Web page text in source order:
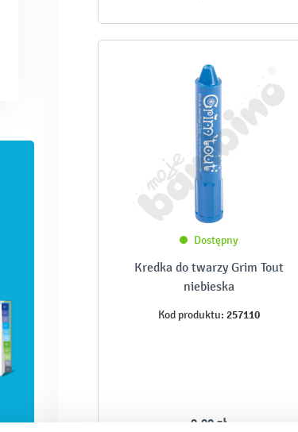
Dostępny
Kredka do twarzy Grim Tout
niebieska
Kod produktu: 257110
9,90 zł